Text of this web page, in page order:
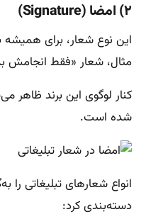
۲) امضا (Signature)
این نوع شعار، برای همیشه
مثال، شعار «فقط انجامش
کنار لوگوی این برند
شده است.
انواع شعارهای تبلیغاتی را
دسته‌بندی کرد: